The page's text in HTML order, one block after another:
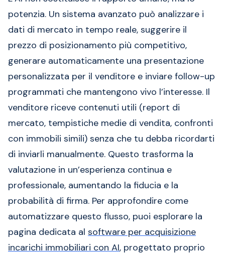
potenzia. Un sistema avanzato può analizzare i
dati di mercato in tempo reale, suggerire il
prezzo di posizionamento più competitivo,
generare automaticamente una presentazione
personalizzata per il venditore e inviare follow-up
programmati che mantengono vivo l’interesse. Il
venditore riceve contenuti utili (report di
mercato, tempistiche medie di vendita, confronti
con immobili simili) senza che tu debba ricordarti
di inviarli manualmente. Questo trasforma la
valutazione in un’esperienza continua e
professionale, aumentando la fiducia e la
probabilità di firma. Per approfondire come
automatizzare questo flusso, puoi esplorare la
pagina dedicata al software per acquisizione
incarichi immobiliari con AI, progettato proprio